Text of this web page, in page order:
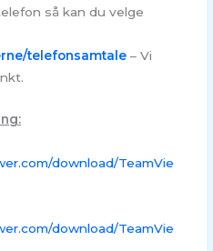
så kan du velge
telefonsamtale– Vi
download/TeamVie
download/TeamVie